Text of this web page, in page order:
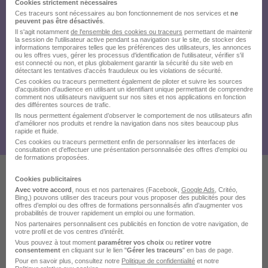
Ces offres pourraient aussi
vous intéresser
Cookies strictement nécessaires
Ces traceurs sont nécessaires au bon fonctionnement de nos services et ne
peuvent pas être désactivés
Il s'agit notamment de l'ensemble des cookies ou traceurs permettant de maintenir
la session de l'utilisateur active pendant sa navigation sur le site, de stocker des
informations temporaires telles que les préférences des utilisateurs, les annonces
ou les offres vues, gérer les processus d'identification de l'utilisateur, vérifier s'il
est connecté ou non, et plus globalement garantir la sécurité du site web en
détectant les tentatives d'accès frauduleux ou les violations de sécurité.
Ces cookies ou traceurs permettent également de piloter et suivre les sources
d'acquisition d'audience en utilisant un identifiant unique permettant de comprendre
comment nos utilisateurs naviguent sur nos sites et nos applications en fonction
des différentes sources de trafic.
Ils nous permettent également d’observer le comportement de nos utilisateurs afin
d'améliorer nos produits et rendre la navigation dans nos sites beaucoup plus
rapide et fluide.
Ces cookies ou traceurs permettent enfin de personnaliser les interfaces de
consultation et d'effectuer une présentation personnalisée des offres d'emploi ou
de formations proposées.
Cookies publicitaires
Avec votre accord , nous et nos partenaires (Facebook, Google Ads , Critéo,
Bing,) pouvons utiliser des traceurs pour vous proposer des publicités pour des
offres d’emploi ou des offres de formations personnalisés afin d’augmenter vos
probabilités de trouver rapidement un emploi ou une formation.
Nos partenaires personnalisent ces publicités en fonction de votre navigation, de
votre profil et de vos centres d’intérêt.
Vous pouvez à tout moment paramétrer vos choix ou retirer votre
consentement en cliquant sur le lien "Gérer les traceurs" en bas de page.
Pour en savoir plus, consultez notre Politique de confidentialité et notre